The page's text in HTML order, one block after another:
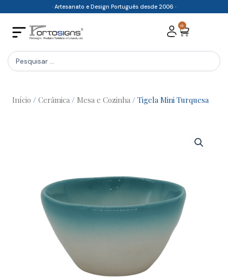
content
· Artesanato e Design Português desde 2006 ·
0
Cart
Search
...
Início / Cerâmica / Mesa e Cozinha / Tigela Mini Turquesa